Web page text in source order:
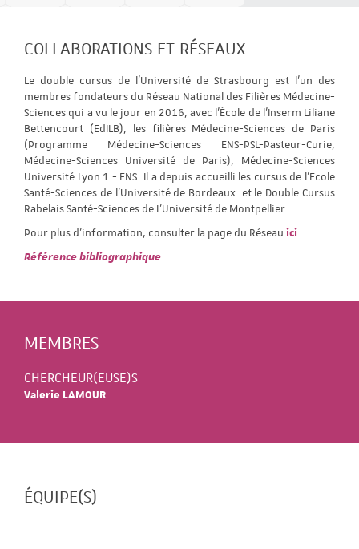
COLLABORATIONS ET RÉSEAUX
Le double cursus de l’Université de Strasbourg est l’un des
membres fondateurs du Réseau National des Filières Médecine-
Sciences qui a vu le jour en 2016, avec l’École de l’Inserm Liliane
Bettencourt (EdILB), les filières Médecine-Sciences de Paris
(Programme Médecine-Sciences ENS-PSL-Pasteur-Curie,
Médecine-Sciences Université de Paris), Médecine-Sciences
Université Lyon 1 - ENS. Il a depuis accueilli les cursus de l’Ecole
Santé-Sciences de l’Université de Bordeaux et le Double Cursus
Rabelais Santé-Sciences de L’Université de Montpellier.
Pour plus d'information, consulter la page du Réseau ici
Référence bibliographique
MEMBRES
CHERCHEUR(EUSE)S
Valerie LAMOUR
ÉQUIPE(S)